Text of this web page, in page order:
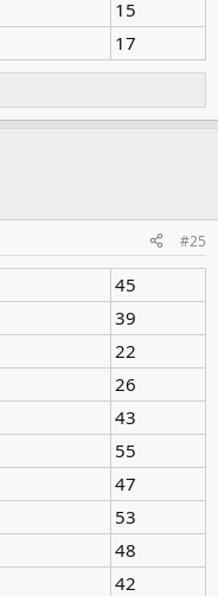
15
17
#25
45
39
22
26
43
55
47
53
48
42